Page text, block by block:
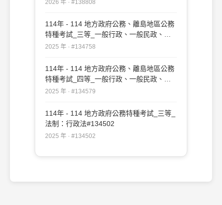
2026 年 · #138808
114年 - 114 地方政府公務、離島地區公務
特種考試_三等_一般行政、一般民政、戶
政、原住民族行政、社會行政、勞工行政、
政、農業行政：行政法#134758
2025 年 · #134758
114年 - 114 地方政府公務、離島地區公務
特種考試_四等_一般行政、一般民政、客
家事務行政、戶政、原住民族行政、社會行
行政、法律廉政、財經廉政：行政法概要
#134579
2025 年 · #134579
114年 - 114 地方政府公務特種考試_三等_
法制：行政法#134502
2025 年 · #134502